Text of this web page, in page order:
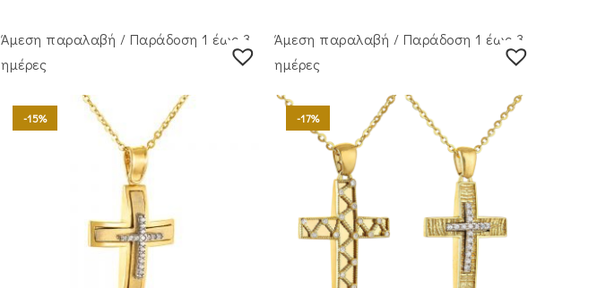
Άμεση παραλαβή / Παράδoση 1 έως 3
ημέρες
-15%
Άμεση παραλαβή / Παράδoση 1 έως 3
ημέρες
-17%